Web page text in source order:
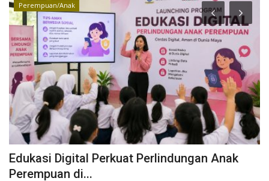
Perempuan/Anak
Edukasi Digital Perkuat Perlindungan Anak
Perempuan di...